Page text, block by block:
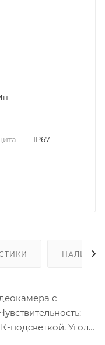
— IP67
НАЛИЧИЕ
с
подсветкой. Угол